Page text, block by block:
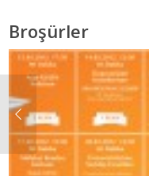
Broşürler